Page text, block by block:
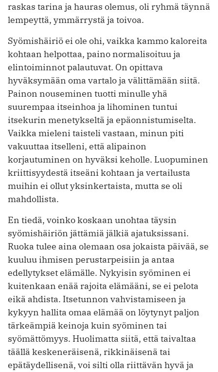
raskas tarina ja hauras olemus, oli ryhmä täynnä
lempeyttä, ymmärrystä ja toivoa.
Syömishäiriö ei ole ohi, vaikka kammo kaloreita
kohtaan helpottaa, paino normalisoituu ja
elintoiminnot palautuvat. On opittava
hyväksymään oma vartalo ja välittämään siitä.
Painon nouseminen tuotti minulle yhä
suurempaa itseinhoa ja lihominen tuntui
itsekurin menetykseltä ja epäonnistumiselta.
Vaikka mieleni taisteli vastaan, minun piti
vakuuttaa itselleni, että alipainon
korjautuminen on hyväksi keholle. Luopuminen
kriittisyydestä itseäni kohtaan ja vertailusta
muihin ei ollut yksinkertaista, mutta se oli
mahdollista.
En tiedä, voinko koskaan unohtaa täysin
syömishäiriön jättämiä jälkiä ajatuksissani.
Ruoka tulee aina olemaan osa jokaista päivää, se
kuuluu ihmisen perustarpeisiin ja antaa
edellytykset elämälle. Nykyisin syöminen ei
kuitenkaan enää rajoita elämääni, se ei pelota
eikä ahdista. Itsetunnon vahvistamiseen ja
kykyyn hallita omaa elämää on löytynyt paljon
tärkeämpiä keinoja kuin syöminen tai
syömättömyys. Huolimatta siitä, että taivaltaa
täällä keskeneräisenä, rikkinäisenä tai
epätäydellisenä, voi silti olla riittävän hyvä ja